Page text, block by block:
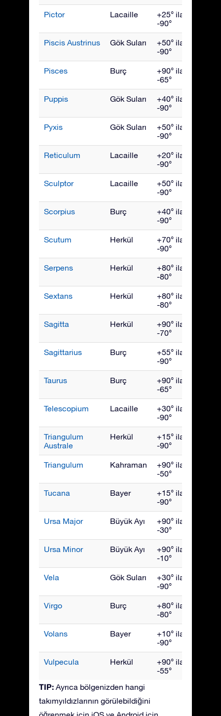
Pictor Lacaille
+25° ila
-90°
Piscis Austrinus Gök Suları
+50° ila
-90°
Pisces Burç
+90° ila
-65°
Puppis Gök Suları
+40° ila
-90°
Pyxis Gök Suları
+50° ila
-90°
Reticulum Lacaille
+20° ila
-90°
Sculptor Lacaille
+50° ila
-90°
Scorpius Burç
+40° ila
-90°
Scutum Herkül
+70° ila
-90°
Serpens Herkül
+80° ila
-80°
Sextans Herkül
+80° ila
-80°
Sagitta Herkül
+90° ila
-70°
Sagittarius Burç
+55° ila
-90°
Taurus Burç
+90° ila
-65°
Telescopium Lacaille
+30° ila
-90°
Triangulum
Australe
Herkül
+15° ila
-90°
Triangulum Kahraman
+90° ila
-50°
Tucana Bayer
+15° ila
-90°
Ursa Major Büyük Ayı
+90° ila
-30°
Ursa Minor Büyük Ayı
+90° ila
-10°
Vela Gök Suları
+30° ila
-90°
Virgo Burç
+80° ila
-80°
Volans Bayer
+10° ila
-90°
Vulpecula Herkül
+90° ila
-55°
TIP: Ayrıca bölgenizden hangi
takımyıldızlarının görülebildiğini